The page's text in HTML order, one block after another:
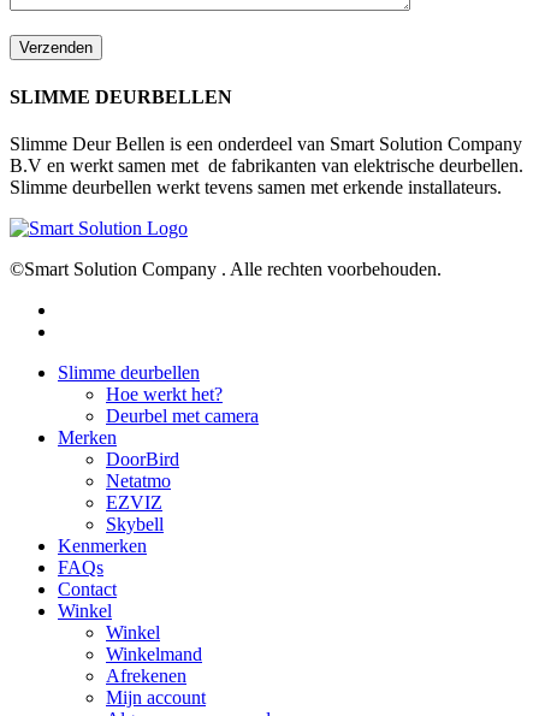
SLIMME DEURBELLEN
Slimme Deur Bellen is een onderdeel van Smart Solution Company
B.V en werkt samen met de fabrikanten van elektrische deurbellen.
Slimme deurbellen werkt tevens samen met erkende installateurs.
©Smart Solution Company . Alle rechten voorbehouden.
Close
Slimme deurbellen
Hoe werkt het?
Deurbel met camera
Merken
DoorBird
Netatmo
EZVIZ
Skybell
Kenmerken
FAQs
Contact
Winkel
Winkel
Winkelmand
Afrekenen
Mijn account